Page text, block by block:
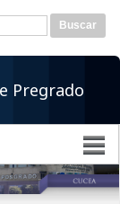
de
Pregrado